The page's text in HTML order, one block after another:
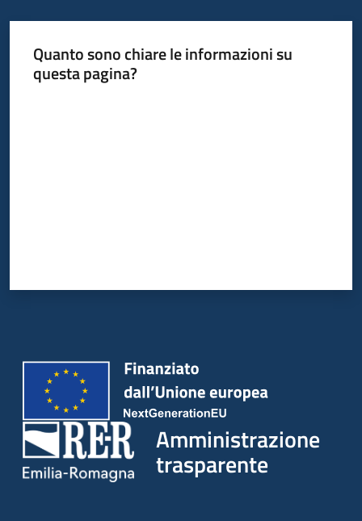
Quanto sono chiare le informazioni su
questa pagina?
Amministrazione
trasparente